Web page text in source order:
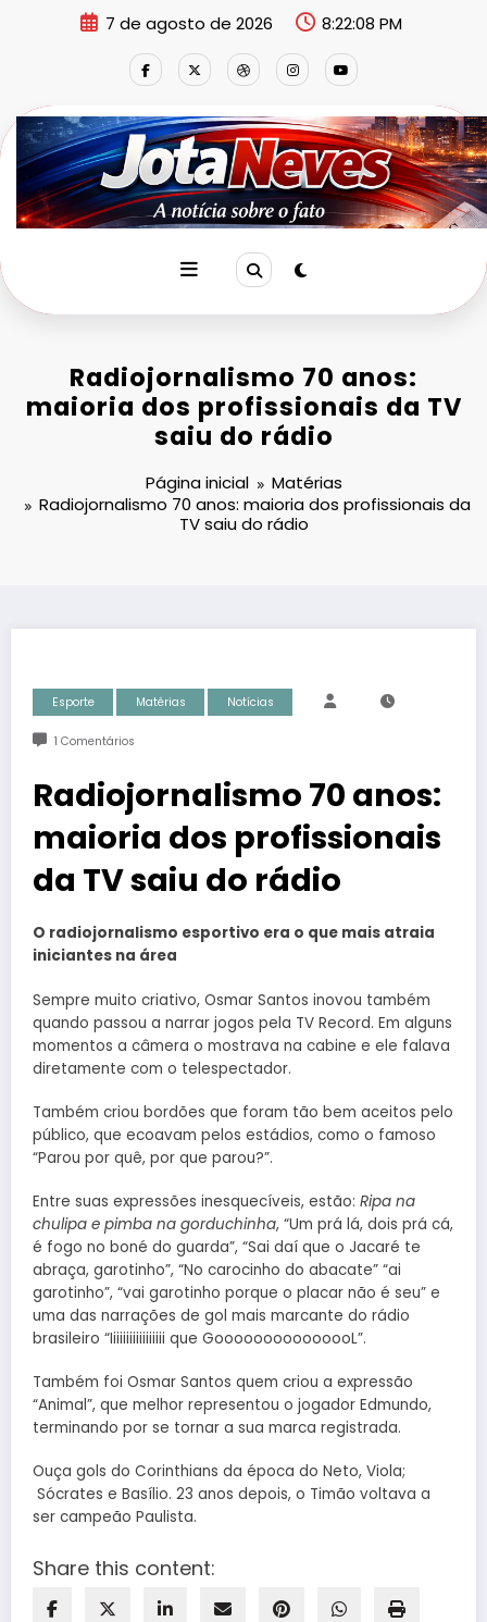
7 de agosto de 2026 8:22:08 PM
Radiojornalismo 70 anos:
maioria dos profissionais da TV
saiu do rádio
Página inicial
Matérias
Radiojornalismo 70 anos: maioria dos profissionais da
TV saiu do rádio
Esporte Matérias Notícias
1 Comentários
Radiojornalismo 70 anos:
maioria dos profissionais
da TV saiu do rádio
O radiojornalismo esportivo era o que mais atraia
iniciantes na área
Sempre muito criativo, Osmar Santos inovou também
quando passou a narrar jogos pela TV Record. Em alguns
momentos a câmera o mostrava na cabine e ele falava
diretamente com o telespectador.
Também criou bordões que foram tão bem aceitos pelo
público, que ecoavam pelos estádios, como o famoso
“Parou por quê, por que parou?”.
Entre suas expressões inesquecíveis, estão: Ripa na
chulipa e pimba na gorduchinha, “Um prá lá, dois prá cá,
é fogo no boné do guarda”, “Sai daí que o Jacaré te
abraça, garotinho”, “No carocinho do abacate” “ai
garotinho”, “vai garotinho porque o placar não é seu” e
uma das narrações de gol mais marcante do rádio
brasileiro “Iiiiiiiiiiiiiiiii que GooooooooooooooL”.
Também foi Osmar Santos quem criou a expressão
“Animal”, que melhor representou o jogador Edmundo,
terminando por se tornar a sua marca registrada.
Ouça gols do Corinthians da época do Neto, Viola;
Sócrates e Basílio. 23 anos depois, o Timão voltava a
ser campeão Paulista.
Share this content: